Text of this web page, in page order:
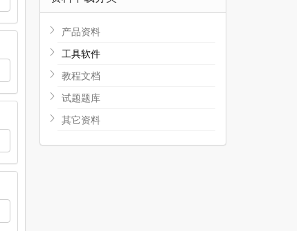
产品资料
工具软件
教程文档
试题题库
其它资料